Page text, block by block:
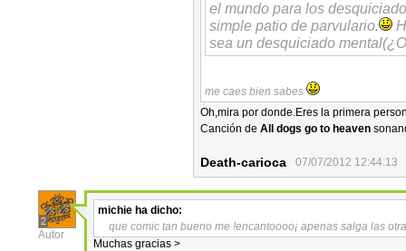
el mundo para los
simple patio de parvulario.
sea un desquiciado
me caes bien sabes
Oh,mira por donde.Eres la primera
Canción de All dogs go to heaven
Death-carioca 07/07/2012 12:44:13
2
Autor
michie ha dicho:
que comic tan bueno me !encantoooo¡ apenas salga las
Muchas gracias >